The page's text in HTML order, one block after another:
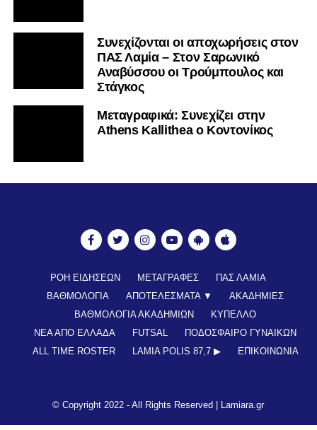
Συνεχίζονται οι αποχωρήσεις στον
ΠΑΣ Λαμία – Στον Σαρωνικό
Αναβύσσου οι Τρούμπουλος και
Στάγκος
Mεταγραφικά: Συνεχίζει στην
Athens Kallithea ο Κοντονίκος
ΡΟΗ ΕΙΔΗΣΕΩΝ ΜΕΤΑΓΡΑΦΕΣ
ΠΑΣ ΛΑΜΙΑ
ΒΑΘΜΟΛΟΓΙΑ
ΑΠΟΤΕΛΕΣΜΑΤΑ ▼
ΑΚΑΔΗΜΙΕΣ
ΒΑΘΜΟΛΟΓΙΑ ΑΚΑΔΗΜΙΩΝ
ΚΥΠΕΛΛΟ
ΝΕΑ ΑΠΟ ΕΛΛΑΔΑ
FUTSAL
ΠΟΔΟΣΦΑΙΡΟ ΓΥΝΑΙΚΩΝ
ALL TIME ROSTER
LAMIA POLIS 87,7 ▶︎ ΕΠΙΚΟΙΝΩΝΊΑ
© Copyright 2022 - All Rights Reserved | Lamiara.gr